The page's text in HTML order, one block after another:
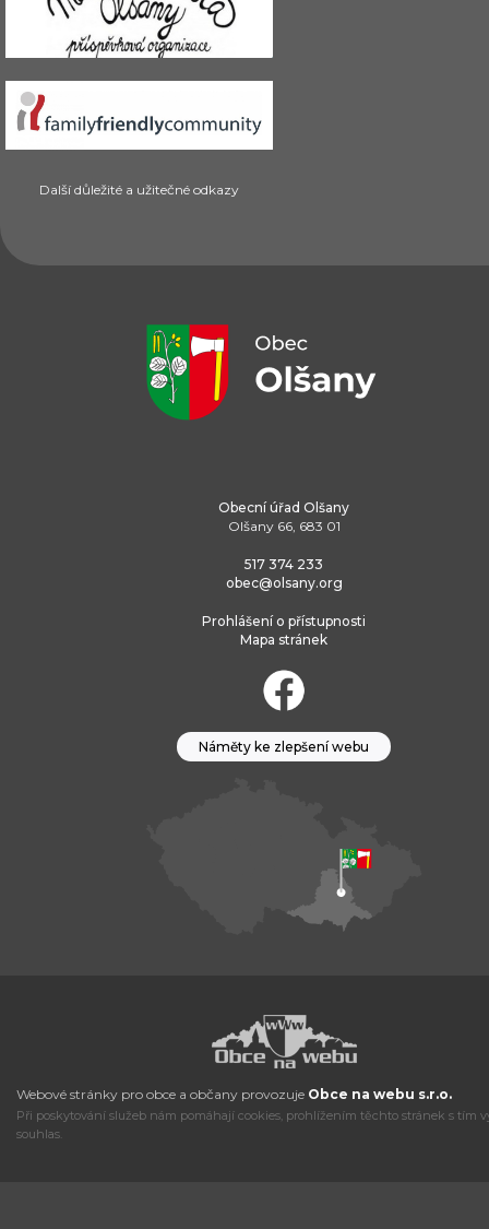
Další důležité a užitečné odkazy
Obecní úřad Olšany
Olšany 66, 683 01
517 374 233
obec@olsany.org
Prohlášení o přístupnosti
Mapa stránek
Náměty ke zlepšení webu
Webové stránky pro obce a občany provozuje Obce na webu s.r.o.
Při poskytování služeb nám pomáhají cookies, prohlížením těchto stránek s tím
souhlas.